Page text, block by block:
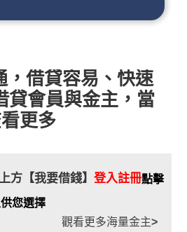
，借貸容易、快速
貸會員與金主，當
更多
方【我要借錢】登入註冊點擊
您選擇
觀看更多海量金主>